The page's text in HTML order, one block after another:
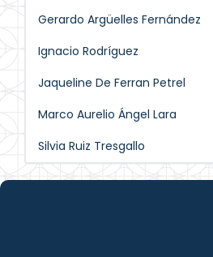
Gerardo Argüelles Fernández
Ignacio Rodríguez
Jaqueline De Ferran Petrel
Marco Aurelio Ángel Lara
Silvia Ruiz Tresgallo